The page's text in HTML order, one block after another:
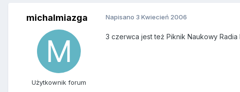
michalmiazga
Użytkownik forum
Napisano 3 Kwiecień 2006
3 czerwca jest też Piknik Naukowy